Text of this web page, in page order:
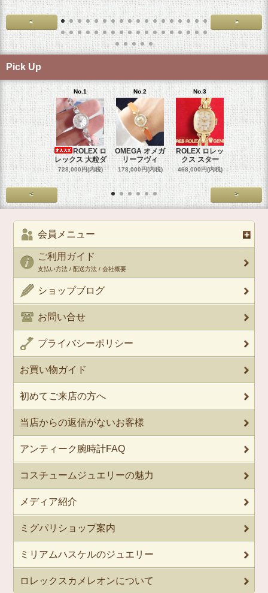
< >
Pick Up
No.1
ROLEX ロ
レックス 大粒ダ
728,000円(内税)
No.2
OMEGA オメガ
リーフヴィ
178,000円(内税)
No.3
ROLEX ロレッ
クス スター
468,000円(内税)
No.4
ROLEX
クス
458,000円
< >
会員メニュー
ご利用ガイド
支払い方法 / 配送方法 / 会社概要
ショップブログ
お問い合せ
プライバシーポリシー
お買い物ガイド
初めてご来店の方へ
当店からの返信がないお客様
アンティーク腕時計FAQ
コスチュームジュエリーの魅力
メディア紹介
ミグパリショップ案内
ミリアムハスケルのジュエリー
ロレックスカメレオンについて